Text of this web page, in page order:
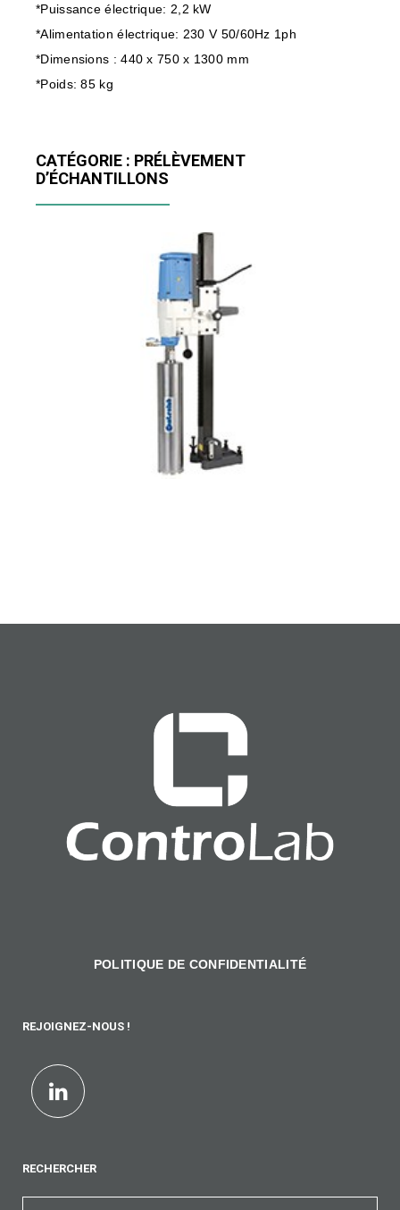
*Puissance électrique: 2,2 kW
*Alimentation électrique: 230 V 50/60Hz 1ph
*Dimensions : 440 x 750 x 1300 mm
*Poids: 85 kg
CATÉGORIE : PRÉLÈVEMENT
D’ÉCHANTILLONS
POLITIQUE DE CONFIDENTIALITÉ
REJOIGNEZ-NOUS !
RECHERCHER